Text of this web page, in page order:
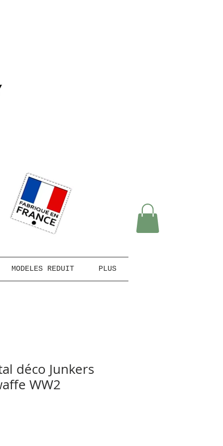
MODELES REDUIT PLUS
déco Junkers
WW2